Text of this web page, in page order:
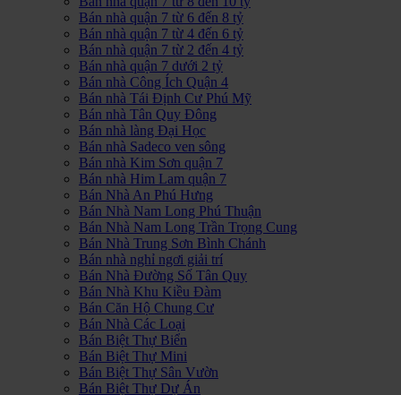
Bán nhà quận 7 từ 6 đến 8 tỷ
Bán nhà quận 7 từ 4 đến 6 tỷ
Bán nhà quận 7 từ 2 đến 4 tỷ
Bán nhà quận 7 dưới 2 tỷ
Bán nhà Công Ích Quận 4
Bán nhà Tái Định Cư Phú Mỹ
Bán nhà Tân Quy Đông
Bán nhà làng Đại Học
Bán nhà Sadeco ven sông
Bán nhà Kim Sơn quận 7
Bán nhà Him Lam quận 7
Bán Nhà An Phú Hưng
Bán Nhà Nam Long Phú Thuận
Bán Nhà Nam Long Trần Trọng Cung
Bán Nhà Trung Sơn Bình Chánh
Bán nhà nghỉ ngơi giải trí
Bán Nhà Đường Số Tân Quy
Bán Nhà Khu Kiều Đàm
Bán Căn Hộ Chung Cư
Bán Nhà Các Loại
Bán Biệt Thự Biển
Bán Biệt Thự Mini
Bán Biệt Thự Sân Vườn
Bán Biệt Thự Dự Án